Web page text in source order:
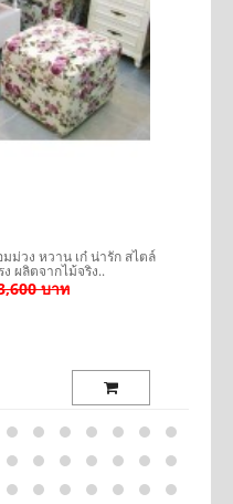
วง หวาน เก๋ น่ารัก สไตล์
ผลิตจากไม้จริง..
บาท